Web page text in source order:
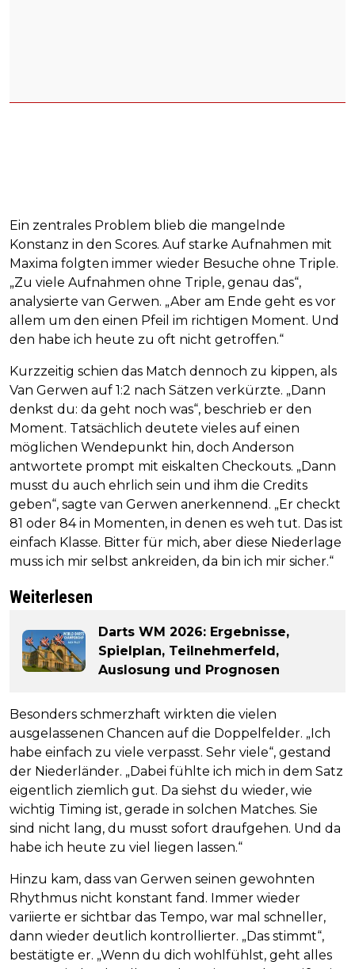
Ein zentrales Problem blieb die mangelnde
Konstanz in den Scores. Auf starke Aufnahmen mit
Maxima folgten immer wieder Besuche ohne Triple.
„Zu viele Aufnahmen ohne Triple, genau das“,
analysierte van Gerwen. „Aber am Ende geht es vor
allem um den einen Pfeil im richtigen Moment. Und
den habe ich heute zu oft nicht getroffen.“
Kurzzeitig schien das Match dennoch zu kippen, als
Van Gerwen auf 1:2 nach Sätzen verkürzte. „Dann
denkst du: da geht noch was“, beschrieb er den
Moment. Tatsächlich deutete vieles auf einen
möglichen Wendepunkt hin, doch Anderson
antwortete prompt mit eiskalten Checkouts. „Dann
musst du auch ehrlich sein und ihm die Credits
geben“, sagte van Gerwen anerkennend. „Er checkt
81 oder 84 in Momenten, in denen es weh tut. Das ist
einfach Klasse. Bitter für mich, aber diese Niederlage
muss ich mir selbst ankreiden, da bin ich mir sicher.“
Weiterlesen
Darts WM 2026: Ergebnisse,
Spielplan, Teilnehmerfeld,
Auslosung und Prognosen
Besonders schmerzhaft wirkten die vielen
ausgelassenen Chancen auf die Doppelfelder. „Ich
habe einfach zu viele verpasst. Sehr viele“, gestand
der Niederländer. „Dabei fühlte ich mich in dem Satz
eigentlich ziemlich gut. Da siehst du wieder, wie
wichtig Timing ist, gerade in solchen Matches. Sie
sind nicht lang, du musst sofort draufgehen. Und da
habe ich heute zu viel liegen lassen.“
Hinzu kam, dass van Gerwen seinen gewohnten
Rhythmus nicht konstant fand. Immer wieder
variierte er sichtbar das Tempo, war mal schneller,
dann wieder deutlich kontrollierter. „Das stimmt“,
bestätigte er. „Wenn du dich wohlfühlst, geht alles